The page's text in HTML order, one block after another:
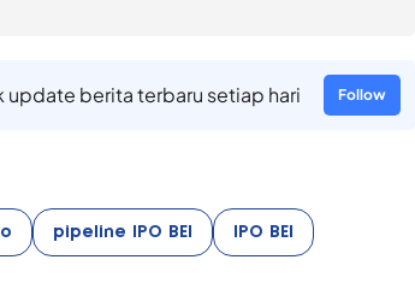
update berita terbaru setiap hari Follow
pipeline IPO BEI IPO BEI